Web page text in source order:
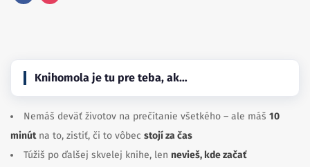
Knihomola je tu pre teba, ak…
Nemáš deväť životov na prečítanie všetkého – ale máš 10
minútna to, zistiť, či to vôbec stojí za čas
Túžiš po ďalšej skvelej knihe, len nevieš, kde začať